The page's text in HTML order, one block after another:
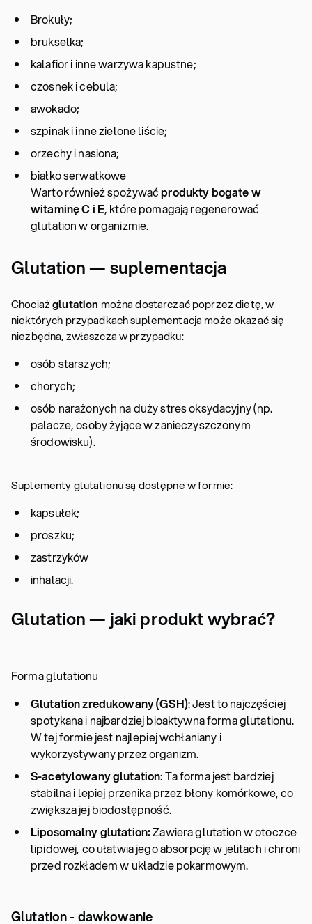
Brokuły;
brukselka;
kalafior i inne warzywa kapustne;
czosnek i cebula;
awokado;
szpinak i inne zielone liście;
orzechy i nasiona;
białko serwatkowe
Warto również spożywaćprodukty bogate w
witaminę C i E, które pomagają regenerować
glutation w organizmie.
Glutation — suplementacja
Chociażglutation można dostarczać poprzez dietę, w
niektórych przypadkach suplementacja może okazać się
niezbędna, zwłaszcza w przypadku:
osób starszych;
chorych;
osób narażonych na duży stres oksydacyjny (np.
palacze, osoby żyjące w zanieczyszczonym
środowisku).
Suplementy glutationu są dostępne w formie:
kapsułek;
proszku;
zastrzyków
inhalacji.
Glutation — jaki produkt wybrać?
Forma glutationu
Glutation zredukowany (GSH): Jest to najczęściej
spotykana i najbardziej bioaktywna forma glutationu.
W tej formie jest najlepiej wchłaniany i
wykorzystywany przez organizm.
S-acetylowany glutation: Ta forma jest bardziej
stabilna i lepiej przenika przez błony komórkowe, co
zwiększa jej biodostępność.
Liposomalny glutation:Zawiera glutation w otoczce
lipidowej, co ułatwia jego absorpcję w jelitach i chroni
przed rozkładem w układzie pokarmowym.
Glutation - dawkowanie